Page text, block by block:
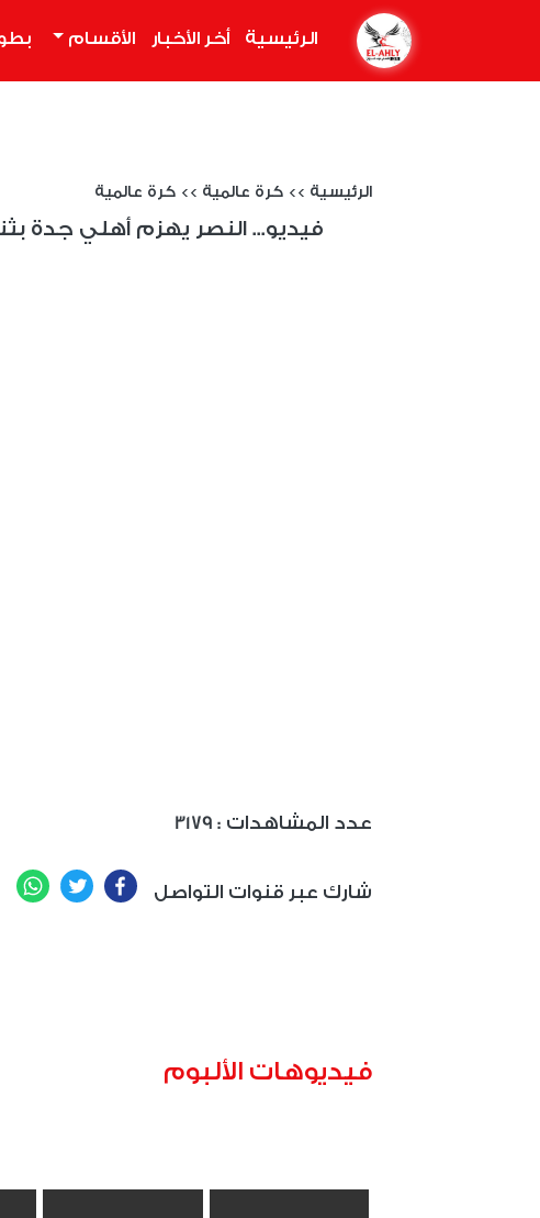
الرئيسية أخر الأخبار الأقسام
الرئيسية >> كرة عالمية >> كرة عالمية
فيديو... النصر يهزم أهلي جدة
3179 : عدد المشاهدات
شارك عبر قنوات التواصل Facebook
Twitter
فيديوهات الألبوم